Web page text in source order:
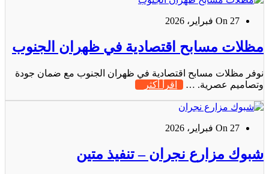
On 27 فبراير، 2026
مظلات مسابح اقتصادية في ظهران الجنوب
نوفر مظلات مسابح اقتصادية في ظهران الجنوب مع ضمان جودة
وتصاميم عصرية. …
اقرأ أكثر
On 27 فبراير، 2026
شبوك مزارع نجران – تنفيذ متين